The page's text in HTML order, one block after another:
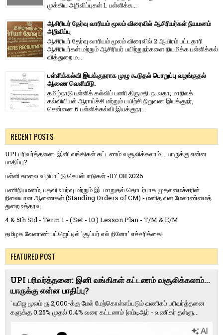
முக்கிய அறிவிப்புகள் 1. பள்ளிக்க...
ஆசிரியர் தேர்வு வாரியம் மூலம் விரைவில் ஆசிரியர்கள் நியமனம்
அறிவிப்பு
ஆசிரியர் தேர்வு வாரி​யம் மூலம் விரை​வில் 2 ஆயிரம் பட்​ட​தாரி
ஆசிரியர்​கள் மற்​றும் ஆசிரியர் பயிற்றுநர்​களை நியமிக்க பள்​ளிக்​கல்​
வித்​துறை ம...
பள்ளிக்கல்வி இயக்குநராக முழு கூடுதல் பொறுப்பு வழங்குதல்
ஆணை வெளியீடு.
தமிழ்நாடு பள்ளிக் கல்விப் பணி திருமதி. ந. லதா, மாநிலக்
கல்வியியல் ஆராய்ச்சி மற்றும் பயிற்சி நிறுவன இயக்குநர்,
சென்னை 6 பள்ளிக்கல்வி இயக்குநர...
RECENT POSTS
UPI பரிவர்த்தனை: இனி வங்கிகள் கட்டணம் வசூலிக்கலாம்... யாருக்கு என்ன
பாதிப்பு?
பள்ளி காலை வழிபாட்டு செயல்பாடுகள் -07.08.2026
பணிநியமனம், பதவி உயர்வு மற்றும் இடமாறுதல் தொடர்பாக முதலமைச்சரின்
நிலையான ஆணைகள் (Standing Orders of CM) - மனித வள மேலாண்மைத்
துறை உத்தரவு
4 & 5th Std - Term 1 - ( Set - 10 ) Lesson Plan - T/M & E/M
தமிழக வேளாண் பட்ஜெட்டில் 'சூப்பர் எல் நினோ' எச்சரிக்கை!
FEATURED POST
UPI பரிவர்த்தனை: இனி வங்கிகள் கட்டணம் வசூலிக்கலாம்...
யாருக்கு என்ன பாதிப்பு?
` யுபிஐ மூலம் ரூ.2,000-க்கு மேல் மேற்​கொள்​ளப்​படும் வணி​கப் பரிவர்த்​தனை​
களுக்கு 0.25% முதல் 0.4% வரை கட்​ட​ணம் (எம்​டிஆர் - வணி​கர் தள்​ளு...